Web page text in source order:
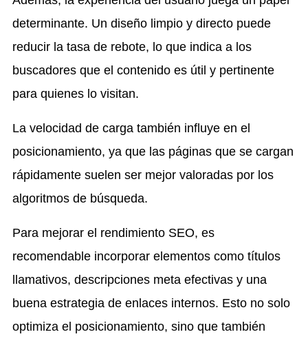
determinante. Un diseño limpio y directo puede
reducir la tasa de rebote, lo que indica a los
buscadores que el contenido es útil y pertinente
para quienes lo visitan.
La velocidad de carga también influye en el
posicionamiento, ya que las páginas que se cargan
rápidamente suelen ser mejor valoradas por los
algoritmos de búsqueda.
Para mejorar el rendimiento SEO, es
recomendable incorporar elementos como títulos
llamativos, descripciones meta efectivas y una
buena estrategia de enlaces internos. Esto no solo
optimiza el posicionamiento, sino que también